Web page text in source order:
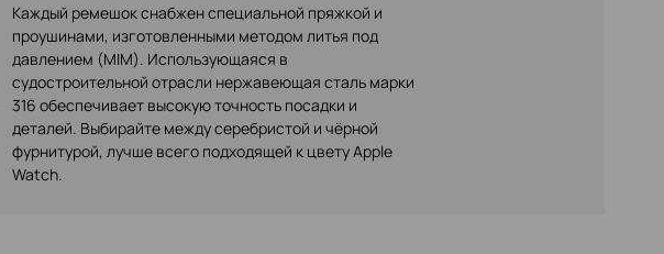
Каждый ремешок снабжен специальной пряжкой и
проушинами, изготовленными методом литья под
давлением (MIM). Использующаяся в
судостроительной отрасли нержавеющая сталь марки
316 обеспечивает высокую точность посадки и
деталей. Выбирайте между серебристой и чёрной
фурнитурой, лучше всего подходящей к цвету Apple
Watch.